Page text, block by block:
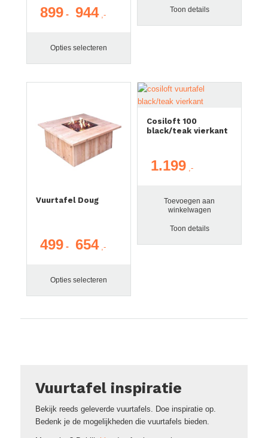
899 - 944Prijsklasse:
Opties selecteren
Toon details
Vuurtafel Doug
499 - 654Prijsklasse:
Opties selecteren
Cosiloft 100
black/teak vierkant
1.199
Toevoegen aan
winkelwagen
Toon details
Vuurtafel inspiratie
Bekijk reeds geleverde vuurtafels. Doe inspiratie op.
Bedenk je de mogelijkheden die vuurtafels bieden.